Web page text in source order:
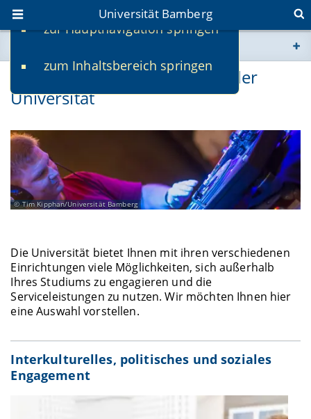
zur Hauptnavigation springen
zum Inhaltsbereich springen
Universität Bamberg
www.uni-bamberg.de
univis.uni-bamberg.de
Freizeit und Engagement an der
Universität
Tim Kipphan/Universität Bamberg
Die Universität bietet Ihnen mit ihren verschiedenen
Einrichtungen viele Möglichkeiten, sich außerhalb
Ihres Studiums zu engagieren und die
Serviceleistungen zu nutzen. Wir möchten Ihnen hier
eine Auswahl vorstellen.
Interkulturelles, politisches und soziales
Engagement